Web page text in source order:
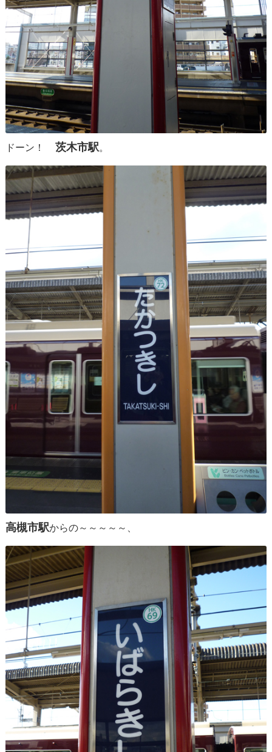
ドーン！ 茨木市駅。
高槻市駅からの～～～～～、